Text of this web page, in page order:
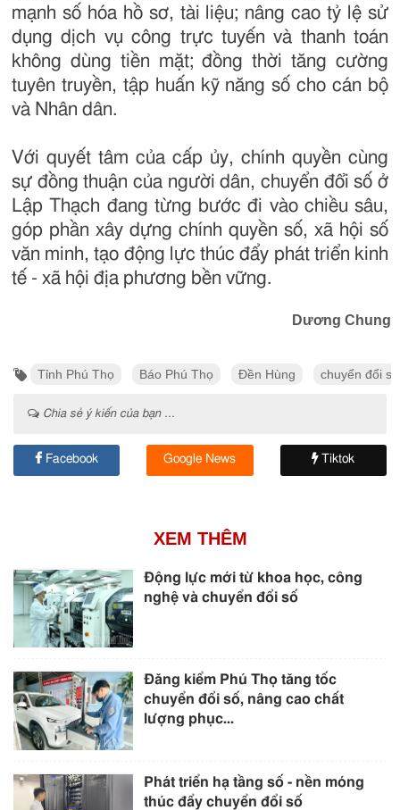
mạnh số hóa hồ sơ, tài liệu; nâng cao tỷ lệ sử
dụng dịch vụ công trực tuyến và thanh toán
không dùng tiền mặt; đồng thời tăng cường
tuyên truyền, tập huấn kỹ năng số cho cán bộ
và Nhân dân.
Với quyết tâm của cấp ủy, chính quyền cùng
sự đồng thuận của người dân, chuyển đổi số ở
Lập Thạch đang từng bước đi vào chiều sâu,
góp phần xây dựng chính quyền số, xã hội số
văn minh, tạo động lực thúc đẩy phát triển kinh
tế - xã hội địa phương bền vững.
Dương Chung
Tỉnh Phú Thọ Báo Phú Thọ Đền Hùng chuyển đổi số
Chia sẻ ý kiến của bạn ...
Facebook Google News Tiktok
XEM THÊM
Động lực mới từ khoa học, công
nghệ và chuyển đổi số
Đăng kiểm Phú Thọ tăng tốc
chuyển đổi số, nâng cao chất
lượng phục...
Phát triển hạ tầng số - nền móng
thúc đẩy chuyển đổi số